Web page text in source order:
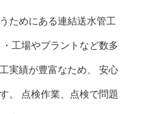
ためにある連結送水管工
工場やプラントなど数多
実績が豊富なため、 安心
。 点検作業、点検で問題